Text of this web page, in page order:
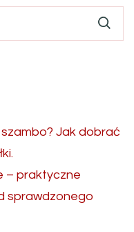
Jak dobrać
– praktyczne
sprawdzonego